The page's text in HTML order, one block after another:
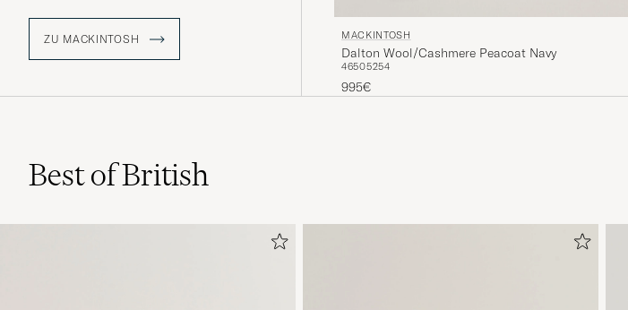
verklebt wird, um vollständig
wasserdicht zu sein.
ZU MACKINTOSH MACKINTOSH
Dalton Wool/Cashmere Peacoat Navy
46505254
995€
Best of British